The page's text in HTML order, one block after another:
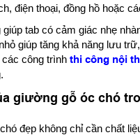
điện thoại, đồng hồ hoặc
tab có cảm giác nhẹ
giúp tăng khả năng lưu
các công trình thi công nội
giường gỗ óc chó
đẹp không chỉ cần chất